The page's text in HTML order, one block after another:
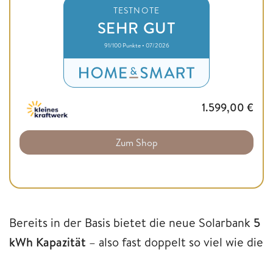
TESTNOTE
SEHR GUT
91/100 Punkte • 07/2026
1.599,00 €
Zum Shop
Bereits in der Basis bietet die neue Solarbank 5
kWh Kapazität – also fast doppelt so viel wie die